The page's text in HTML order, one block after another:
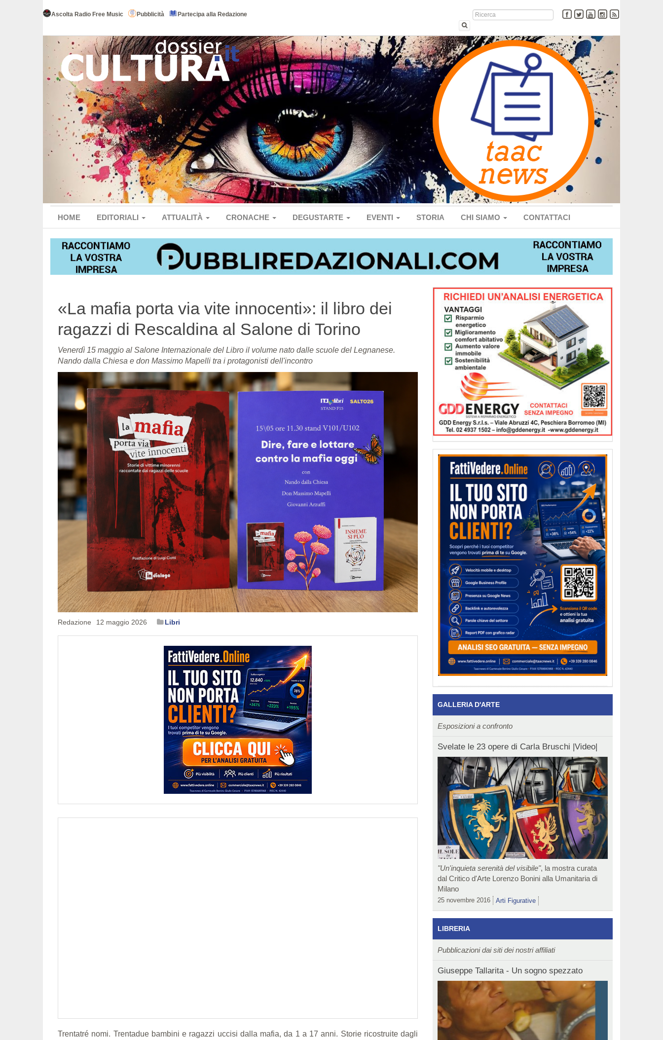
Ascolta Radio Free Music Pubblicità Partecipa alla Redazione
HOME EDITORIALI ATTUALITÀ CRONACHE DEGUSTARTE EVENTI STORIA CHI SIAMO CONTATTACI
«La mafia porta via vite innocenti»: il libro dei
ragazzi di Rescaldina al Salone di Torino
Venerdì 15 maggio al Salone Internazionale del Libro il volume nato dalle scuole del Legnanese.
Nando dalla Chiesa e don Massimo Mapelli tra i protagonisti dell'incontro
Redazione 12 maggio 2026 Libri
Trentatré nomi. Trentadue bambini e ragazzi uccisi dalla mafia, da 1 a 17 anni. Storie ricostruite dagli
GALLERIA D'ARTE
Esposizioni a confronto
Svelate le 23 opere di Carla Bruschi |Video|
"Un'inquieta serenità del visibile", la mostra curata
dal Critico d'Arte Lorenzo Bonini alla Umanitaria di
Milano
25 novembre 2016 Arti Figurative
LIBRERIA
Pubblicazioni dai siti dei nostri affiliati
Giuseppe Tallarita - Un sogno spezzato